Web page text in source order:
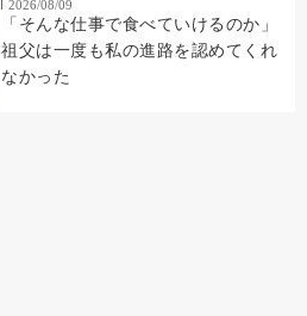
2026/08/09
「そんな仕事で食べていけるのか」
祖父は一度も私の進路を認めてくれ
なかった